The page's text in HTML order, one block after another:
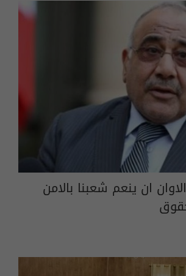
ان ينعم شعبنا بالامن